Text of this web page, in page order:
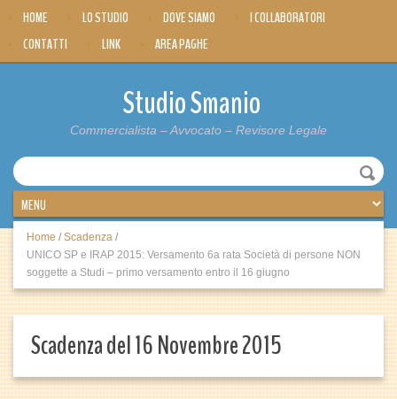
HOME LO STUDIO DOVE SIAMO
I COLLABORATORI
CONTATTI
LINK AREA PAGHE
Studio Smanio
Commercialista – Avvocato – Revisore Legale
Home / Scadenza /
UNICO SP e IRAP 2015: Versamento 6a rata Società di persone NON
soggette a Studi – primo versamento entro il 16 giugno
Scadenza del 16 Novembre 2015